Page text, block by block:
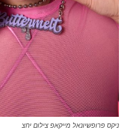
ניקס פרופשיונאל מייקאפ צילום יחצ